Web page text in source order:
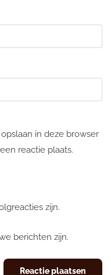
in deze browser
reactie plaats.
zijn.
berichten zijn.